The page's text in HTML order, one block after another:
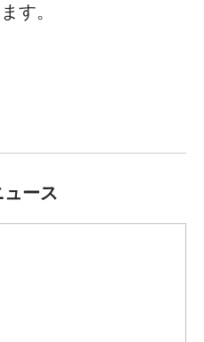
す。
ュース